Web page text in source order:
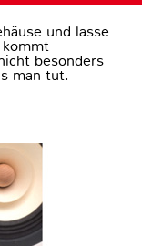
und lasse
besonders
man tut.